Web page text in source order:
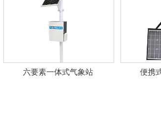
六要素一体式气象站 便携